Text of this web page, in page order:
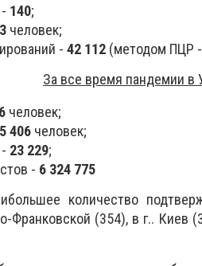
140;
человек;
- 42 112 (методом ПЦР -
За все время пандемии в
человек;
406 человек;
23 229;
- 6 324 775
количество
Франковской (354), в г.. Киев